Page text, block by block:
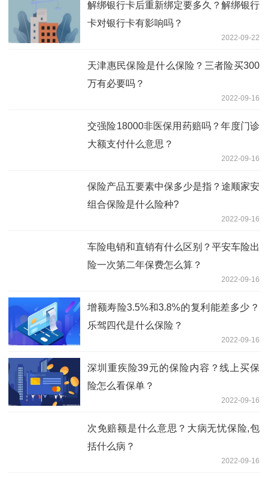
解绑银行卡后重新绑定要多久？解绑银行
卡对银行卡有影响吗？
2022-09-22
天津惠民保险是什么保险？三者险买300
万有必要吗？
2022-09-16
交强险18000非医保用药赔吗？年度门诊
大额支付什么意思？
2022-09-16
保险产品五要素中保多少是指？途顺家安
组合保险是什么险种?
2022-09-16
车险电销和直销有什么区别？平安车险出
险一次第二年保费怎么算？
2022-09-16
增额寿险3.5%和3.8%的复利能差多少？
乐驾四代是什么保险？
2022-09-16
深圳重疾险39元的保险内容？线上买保
险怎么看保单？
2022-09-16
次免赔额是什么意思？大病无忧保险,包
括什么病？
2022-09-16